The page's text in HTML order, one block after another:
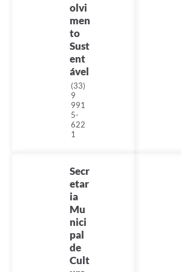
olvi
men
to
Sust
ent
ável
(33)
9
991
5-
622
1
Secr
etar
ia
Mu
nici
pal
de
Cult